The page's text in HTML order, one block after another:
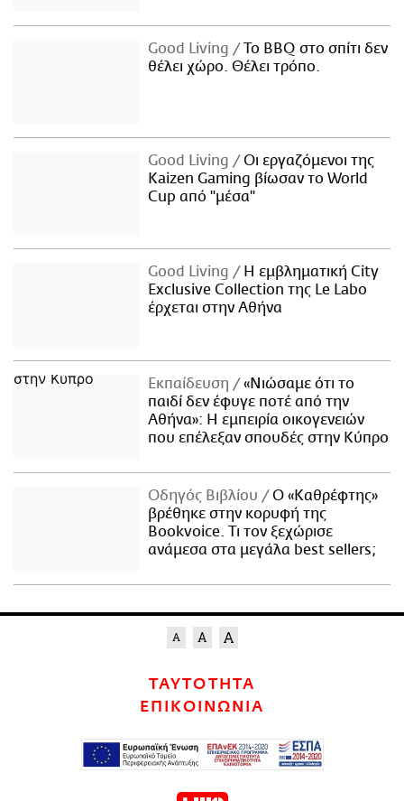
Good Living
Το BBQ στο σπίτι δεν
θέλει χώρο. Θέλει τρόπο.
Good Living
Οι εργαζόμενοι της
Kaizen Gaming βίωσαν το World
Cup από "μέσα"
Good Living
Η εμβληματική City
Exclusive Collection της Le Labo
έρχεται στην Αθήνα
Εκπαίδευση
«Νιώσαμε ότι το
παιδί δεν έφυγε ποτέ από την
Αθήνα»: Η εμπειρία οικογενειών
που επέλεξαν σπουδές στην Κύπρο
Οδηγός Βιβλίου
Ο «Καθρέφτης»
βρέθηκε στην κορυφή της
Bookvoice. Τι τον ξεχώρισε
ανάμεσα στα μεγάλα best sellers;
ΤΑΥΤΟΤΗΤΑ
ΕΠΙΚΟΙΝΩΝΙΑ